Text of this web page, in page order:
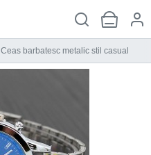
Ceas barbatesc metalic stil casual